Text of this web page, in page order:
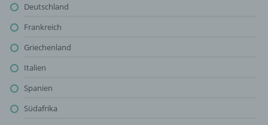
Deutschland
Frankreich
Griechenland
Italien
Spanien
Südafrika